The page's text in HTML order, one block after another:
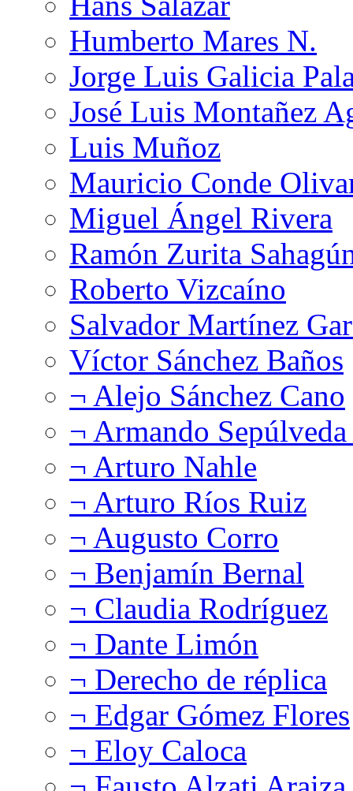
Humberto Mares N.
Jorge Luis Galicia
José Luis Montañez
Luis Muñoz
Mauricio Conde
Miguel Ángel Rivera
Ramón Zurita
Roberto Vizcaíno
Salvador Martínez
Víctor Sánchez Baños
¬ Alejo Sánchez Cano
¬ Armando
¬ Arturo Nahle
¬ Arturo Ríos Ruiz
¬ Augusto Corro
¬ Benjamín Bernal
¬ Claudia Rodríguez
¬ Dante Limón
¬ Derecho de réplica
¬ Edgar Gómez Flores
¬ Eloy Caloca